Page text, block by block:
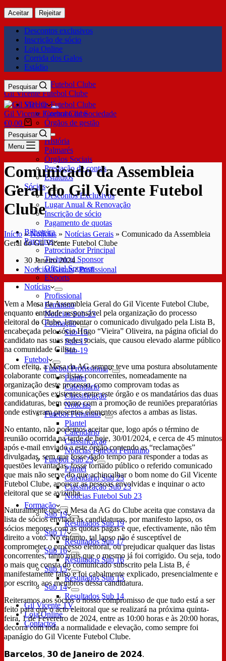
Aceitar Rejeitar
Descontos exclusivos
Inscrição de sócio
Loja Online
Corrida dos Galos
Estádio
Gil Vicente Futebol Clube
Pesquisar
SDUQ
Contrato de Sociedade
Órgãos de gestão
Clube
História
Palmarés
Órgãos Sociais
Prestação de contas
Estatutos
Sócios
Descontos Exclusivos
Lugar Anual & Renovação
Inscrição de sócio
Pagamento de quotas
Bilheteira
Parceiros
Patrocinador Principal
Technical Sponsor
Oficial Sponsor
ESports
Notícias
Profissional
Feminino
Notícias Sub-23
Formação
Sub-15
Sub-17
Sub-19
Futebol
Futebol Profissional
Plantel
Calendário
Classificação
Notícias
Futebol Feminino
Plantel
Calendário
Classificação
Notícias Futebol Feminino
Futebol Sub 23
Plantel
Calendário Sub 23
Classificação Sub 23
Notícias Futebol Sub 23
Formação
Sub 19
Resultados Sub 19
Sub 17
Resultados Sub 17
Sub 16
Resultados Sub 16
Sub 15
Resultados Sub 15
Sub 14
Resultados Sub 14
Gil Vicente TV
Loja Online
Contactos
Gil Vicente Futebol Clube
€0,00
Pesquisar
Menu
Comunicado da Assembleia
Geral do Gil Vicente Futebol
Clube
Início »Notícias » Notícias Gerais » Comunicado da Assembleia
Geral do Gil Vicente Futebol Clube
30 Janeiro 2024
Notícias Gerais/Profissional
Vem a Mesa da Assembleia Geral do Gil Vicente Futebol Clube,
enquanto entidade responsável pela organização do processo
eleitoral do Clube, lamentar o comunicado divulgado pela Lista B,
encabeçada pelo sócio Hugo “Vieira” Oliveira, na página oficial do
candidato nas suas redes sociais, que causou elevado alarme público
na comunidade Gilista.
Com efeito, a Mesa da AGsempre teve uma postura absolutamente
colaborante com as listas concorrentes, nomeadamente na
organização deste processo, como comprovam todas as
comunicações existentes entre este órgão e os mandatários das duas
candidaturas, bem como com a promoção de reuniões preparatórias
onde estiveram presentes elementos afectos a ambas as listas.
No entanto, não podemos aceitar que, logo após o término de
reunião ocorrida na tarde de hoje, 30/01/2024, e cerca de 45 minutos
após e-mail enviado a este órgão contendo as “reclamações”
divulgadas, sem que fosse dado tempo para responder a todas as
questões levantadas, fosse tornado público o referido comunicado
que mais não serve do que achincalhar o bom nome do Gil Vicente
Futebol Clube, apoucar as pessoas envolvidas e inquinar o acto
eleitoral que se avizinha.
Naturalmente que, a Mesa da AG do Clube aceita que constava da
lista de sócios enviada às candidaturas, por manifesto lapso, os
sócios menores com as quotas pagas e que, efectivamente, não têm
direito a voto. No entanto, tal lapso não é susceptível de
comprometer o processo eleitoral, ou prejudicar qualquer das listas
concorrentes, tanto mais que o mesmo já foi corrigido. Ou seja, todo
o mais que consta do comunicado subscrito pela Lista B, é
manifestamente falso e foi cabalmente explicado, presencialmente e
por escrito, aos membros dessa candidatura.
Reiteramos aos sócios o nosso compromisso de que tudo está a ser
feito para que o acto eleitoral que se realizará na próxima quinta-
feira, 1 de Fevereiro de 2024, entre as 10:00 horas e às 20:00 horas,
decorra com toda a normalidade e elevação, como sempre foi
apanágio do Gil Vicente Futebol Clube.
𝗕𝗮𝗿𝗰𝗲𝗹𝗼𝘀, 𝟯𝟬 𝗱𝗲 𝗝𝗮𝗻𝗲𝗶𝗿𝗼 𝗱𝗲 𝟮𝟬𝟮𝟰.